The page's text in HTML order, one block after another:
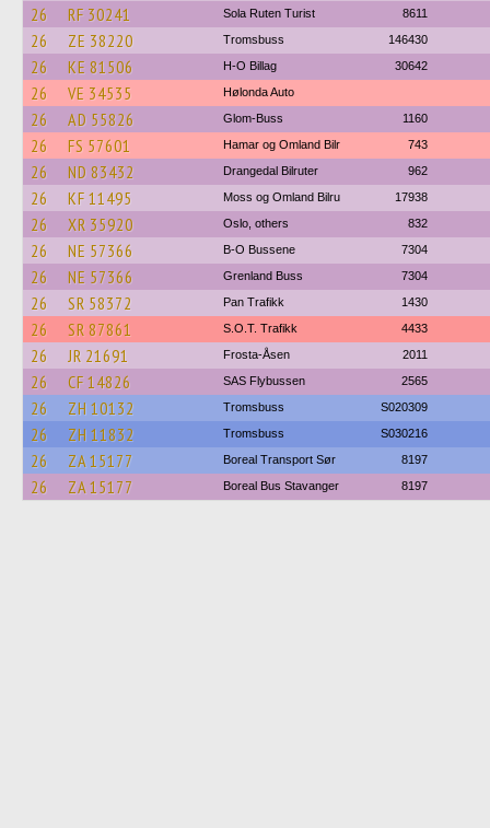
26 RF 30241 Sola Ruten Turist 8611
26 ZE 38220 Tromsbuss 146430
26 KE 81506 H-O Billag 30642
26 VE 34535 Hølonda Auto
26 AD 55826 Glom-Buss 1160
26 FS 57601 Hamar og Omland Bilr 743
26 ND 83432 Drangedal Bilruter 962
26 KF 11495 Moss og Omland Bilru 17938
26 XR 35920 Oslo, others 832
26 NE 57366 B-O Bussene 7304
26 NE 57366 Grenland Buss 7304
26 SR 58372 Pan Trafikk 1430
26 SR 87861 S.O.T. Trafikk 4433
26 JR 21691 Frosta-Åsen 2011
26 CF 14826 SAS Flybussen 2565
26 ZH 10132 Tromsbuss S020309
26 ZH 11832 Tromsbuss S030216
26 ZA 15177 Boreal Transport Sør 8197
26 ZA 15177 Boreal Bus Stavanger 8197